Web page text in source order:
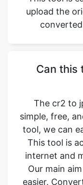
Can this
simple, free,
tool, we can
This tool is
internet and
Our main
easier.
format has
quality of
original. This